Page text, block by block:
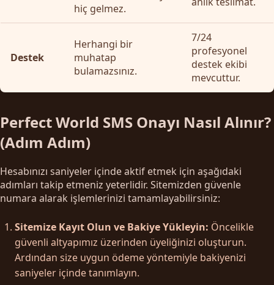
hiç gelmez.
Destek
Herhangi bir
muhatap
bulamazsınız.
7/24
profesyonel
destek ekibi
mevcuttur.
Perfect World SMS Onayı Nasıl Alınır?
(Adım Adım)
Hesabınızı saniyeler içinde aktif etmek için aşağıdaki
adımları takip etmeniz yeterlidir. Sitemizden güvenle
numara alarak işlemlerinizi tamamlayabilirsiniz:
Sitemize Kayıt Olun ve Bakiye Yükleyin: Öncelikle
güvenli altyapımız üzerinden üyeliğinizi oluşturun.
Ardından size uygun ödeme yöntemiyle bakiyenizi
saniyeler içinde tanımlayın.